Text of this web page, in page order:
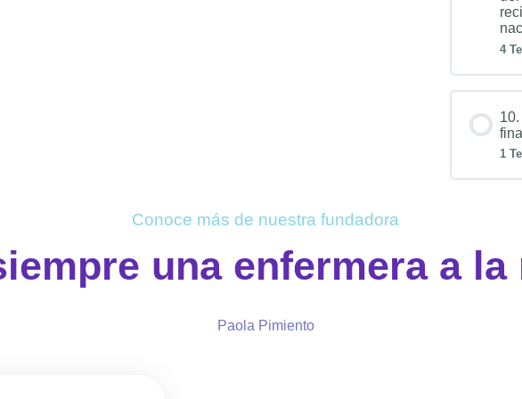
4
1
Conoce más de nuestra fundadora
una enfermera a la
Paola Pimiento